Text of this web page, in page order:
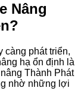
Nâng
càng phát triển,
hạ ổn định là
Thành Phát
nhờ những lợi